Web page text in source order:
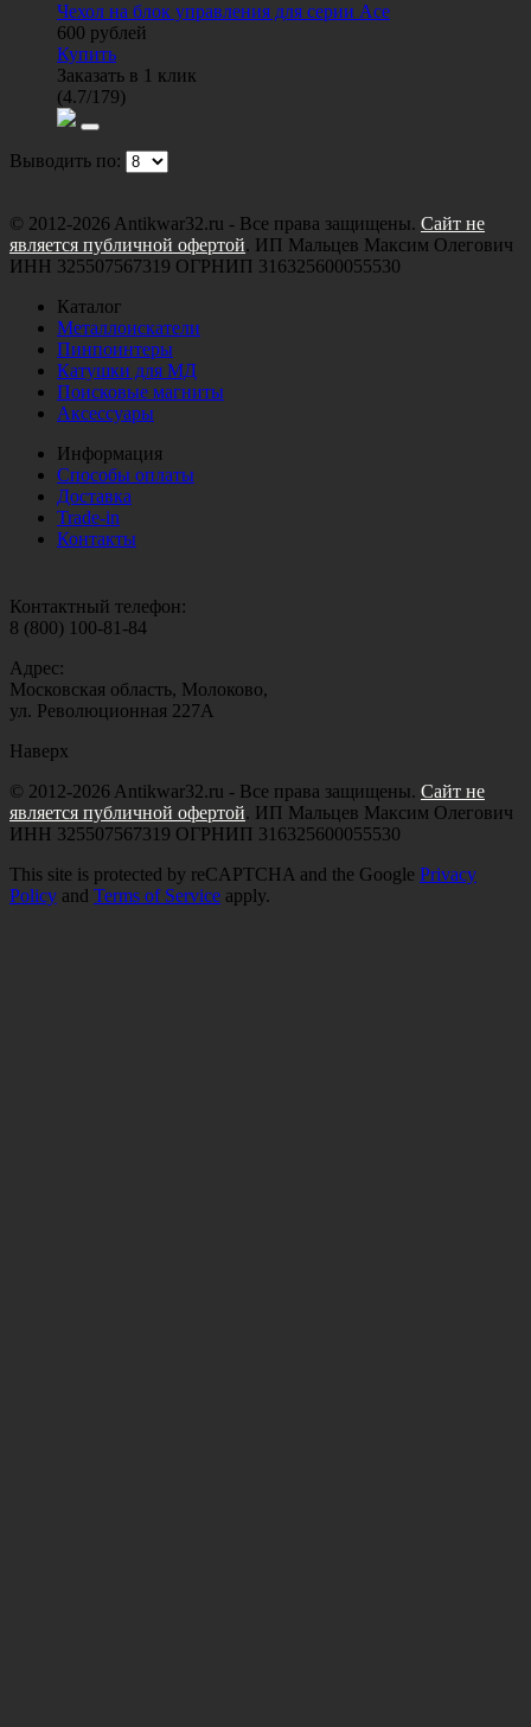
Чехол на блок управления для серии Ace
600 рублей
Купить
Заказать в 1 клик
(4.7/179)
Выводить по:
© 2012-2026 Antikwar32.ru - Все права защищены. Сайт не
является публичной офертой. ИП Мальцев Максим Олегович
ИНН 325507567319 ОГРНИП 316325600055530
Каталог
Металлоискатели
Пинпоинтеры
Катушки для МД
Поисковые магниты
Аксессуары
Информация
Способы оплаты
Доставка
Trade-in
Контакты
Контактный телефон:
8 (800) 100-81-84
Адрес:
Московская область, Молоково,
ул. Революционная 227А
Наверх
© 2012-2026 Antikwar32.ru - Все права защищены. Сайт не
является публичной офертой. ИП Мальцев Максим Олегович
ИНН 325507567319 ОГРНИП 316325600055530
This site is protected by reCAPTCHA and the Google Privacy
Policy and Terms of Service apply.